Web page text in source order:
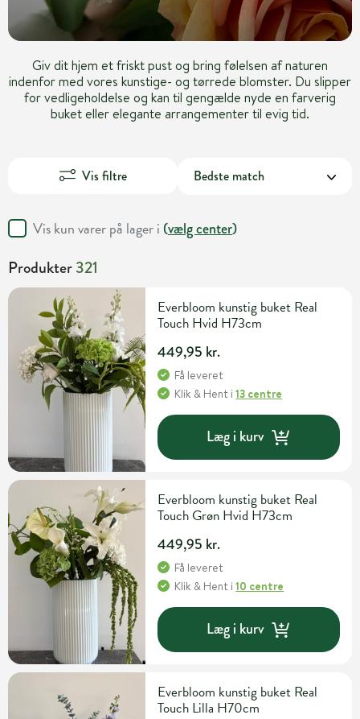
Giv dit hjem et friskt pust og bring følelsen af naturen
indenfor med vores kunstige- og tørrede blomster. Du slipper
for vedligeholdelse og kan til gengælde nyde en farverig
buket eller elegante arrangementer til evig tid.
Vis filtre
Vis kun varer på lager i (vælg center)
Produkter321
Everbloom kunstig buket Real
Touch Hvid H73cm
449,95 kr.
Få leveret
Klik & Hent i13 centre
Læg i kurv
Everbloom kunstig buket Real
Touch Grøn Hvid H73cm
449,95 kr.
Få leveret
Klik & Hent i10 centre
Læg i kurv
Everbloom kunstig buket Real
Touch Lilla H70cm